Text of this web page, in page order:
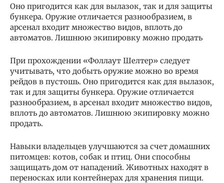
Оно пригодится как для вылазок, так и для защиты
бункера. Оружие отличается разнообразием, в
арсенал входит множество видов, вплоть до
автоматов. Лишнюю экипировку можно продать
При прохождении «Фоллаут Шелтер» следует
учитывать, что добыть оружие можно во время
рейдов в пустошь. Оно пригодится как для вылазок,
так и для защиты бункера. Оружие отличается
разнообразием, в арсенал входит множество видов,
вплоть до автоматов. Лишнюю экипировку можно
продать.
Навыки владельцев улучшаются за счет домашних
питомцев: котов, собак и птиц. Они способны
защищать дом от нападений. Животных находят в
переносках или контейнерах для хранения пищи.